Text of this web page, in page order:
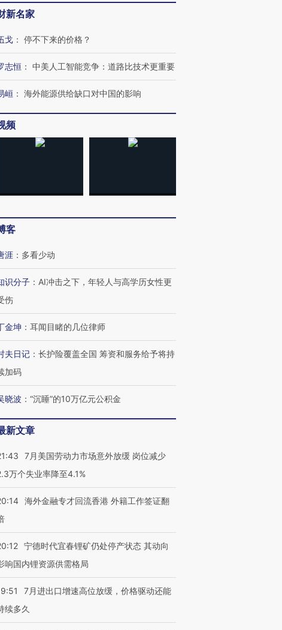
跨国走私7万
进第四届链博
新名家
戈 ： 停不下来的价格？
志恒 ： 中美人工智能竞争：道路比技术更重要
峘 ： 海外能源供给缺口对中国的影响
频
客
涯 ： 多看少动
识分子 ： AI冲击之下，年轻人与高学历女性更
伤
金坤 ： 耳闻目睹的几位律师
夫日记 ： 长护险覆盖全国 筹资和服务给予将持
加码
晓波 ： “沉睡”的10万亿元公积金
新文章
7月美国劳动力市场意外放缓 岗位减少
万个失业率降至4.1%
海外金融专才回流香港 外籍工作签证翻
宁德时代宜春锂矿仍处停产状态 其动向
响国内锂资源供需格局
7月进出口增速高位放缓，价格驱动还能
续多久